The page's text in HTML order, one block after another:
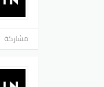
مشاركة